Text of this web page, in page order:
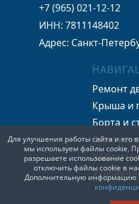
Ремонт
Крыша и
Борта и
+7 (965) 021-12-12
ИНН: 7811148402
Адрес: Санкт-
Для улучшения работы сайта и его
мы используем файлы cookie.
разрешаете использование
отключить файлы cookie в
Дополнительную информацию